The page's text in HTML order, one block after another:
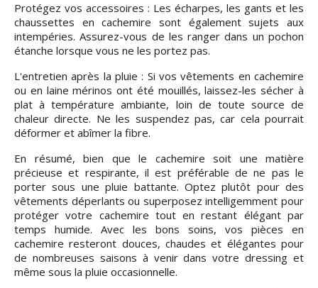
Protégez vos accessoires : Les écharpes, les gants et les
chaussettes en cachemire sont également sujets aux
intempéries. Assurez-vous de les ranger dans un pochon
étanche lorsque vous ne les portez pas.
L'entretien après la pluie : Si vos vêtements en cachemire
ou en laine mérinos ont été mouillés, laissez-les sécher à
plat à température ambiante, loin de toute source de
chaleur directe. Ne les suspendez pas, car cela pourrait
déformer et abîmer la fibre.
En résumé, bien que le cachemire soit une matière
précieuse et respirante, il est préférable de ne pas le
porter sous une pluie battante. Optez plutôt pour des
vêtements déperlants ou superposez intelligemment pour
protéger votre cachemire tout en restant élégant par
temps humide. Avec les bons soins, vos pièces en
cachemire resteront douces, chaudes et élégantes pour
de nombreuses saisons à venir dans votre dressing et
même sous la pluie occasionnelle.